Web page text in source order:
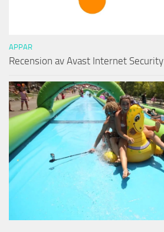
APPAR
Recension av Avast Internet Security